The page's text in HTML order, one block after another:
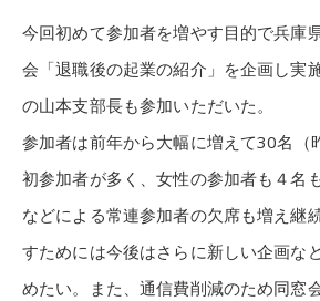
今回初めて参加者を増やす目的で兵庫
会「退職後の起業の紹介」を企画し実
の山本支部長も参加いただいた。
参加者は前年から大幅に増えて30名（
初参加者が多く、女性の参加者も４名
などによる常連参加者の欠席も増え継
すためには今後はさらに新しい企画な
めたい。また、通信費削減のため同窓